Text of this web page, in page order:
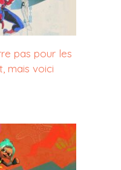
pas pour les
mais voici